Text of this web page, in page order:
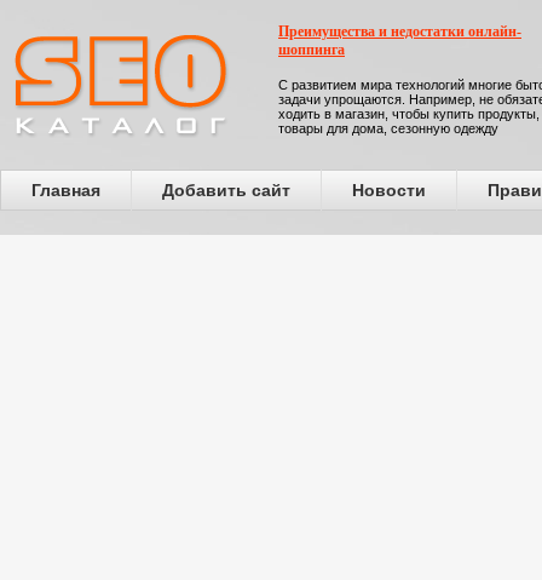
Преимущества и недостатки онлайн-
шоппинга
С развитием мира технологий многие
задачи упрощаются. Например, не
ходить в магазин, чтобы купить продукты,
товары для дома, сезонную одежду
Главная Добавить сайт Новости